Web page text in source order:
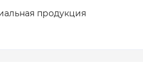
продукция